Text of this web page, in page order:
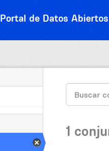
Portal de Datos Abiertos
1